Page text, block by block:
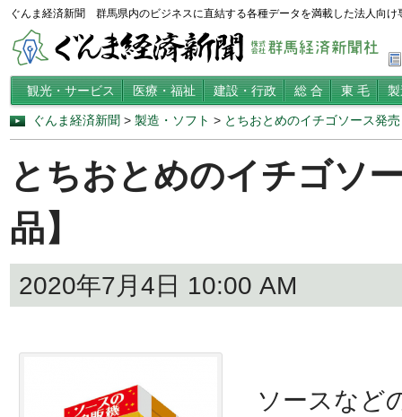
ぐんま経済新聞 群馬県内のビジネスに直結する各種データを満載した法人向け
観光・サービス 医療・福祉 建設・行政 総 合 東 毛
ぐんま経済新聞 > 製造・ソフト > とちおとめのイチゴソース発
とちおとめのイチゴソ
品】
2020年7月4日 10:00 AM
ソースなど